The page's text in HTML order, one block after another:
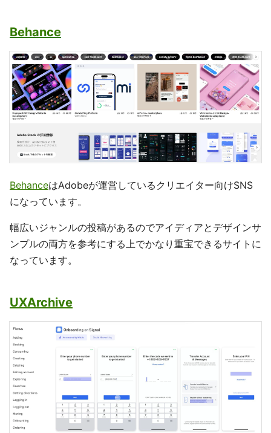
Behance
BehanceはAdobeが運営しているクリエイター向けSNS
になっています。
幅広いジャンルの投稿があるのでアイディアとデザインサ
ンプルの両方を参考にする上でかなり重宝できるサイトに
なっています。
UXArchive